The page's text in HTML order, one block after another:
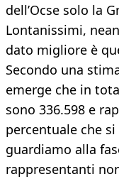
dell’Ocse solo la
Lontanissimi,
dato migliore è
Secondo una
emerge che in
sono 336.598 e
percentuale che
guardiamo alla
rappresentanti